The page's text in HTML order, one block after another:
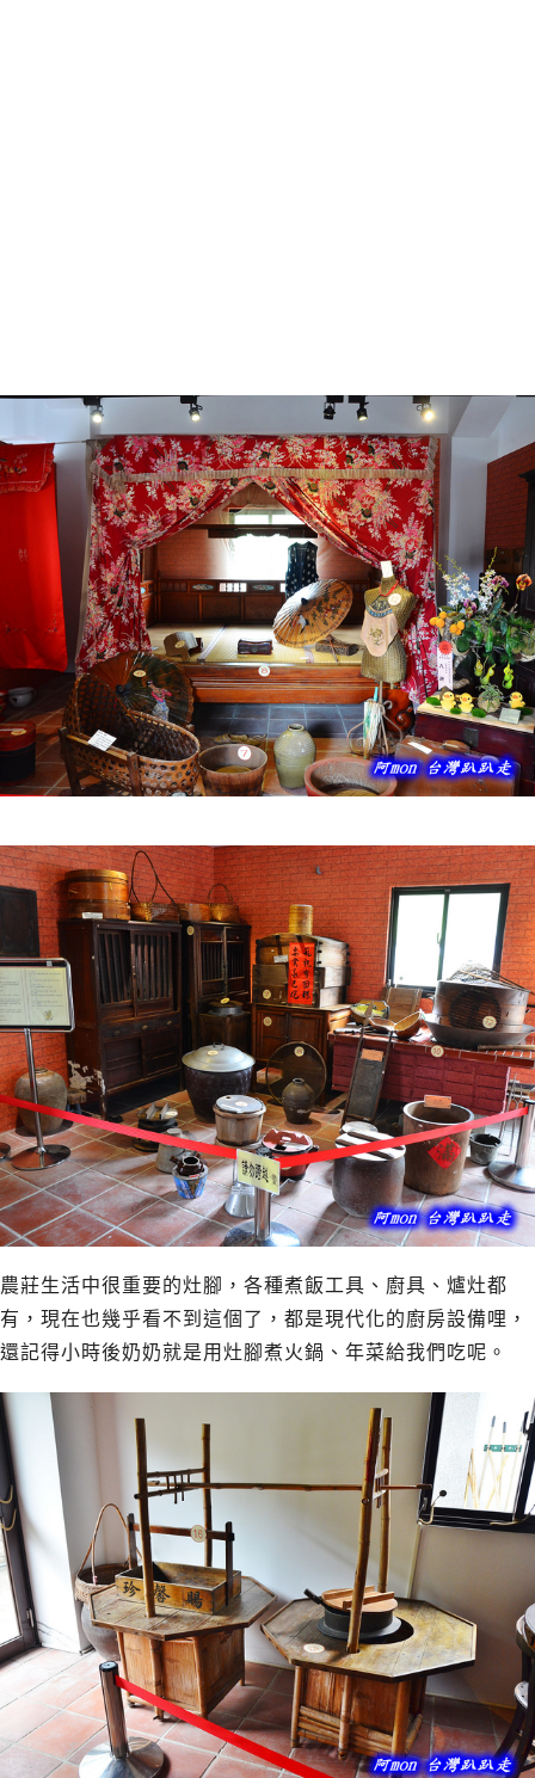
農莊生活中很重要的灶腳，各種煮飯工具、廚具、爐灶都
有，現在也幾乎看不到這個了，都是現代化的廚房設備哩，
還記得小時後奶奶就是用灶腳煮火鍋、年菜給我們吃呢。